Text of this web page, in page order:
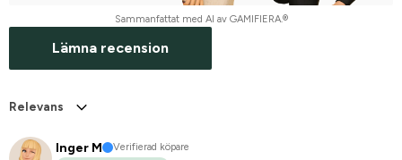
Sammanfattat med AI av GAMIFIERA.®
Lämna recension
Relevans
Inger M Verifierad köpare